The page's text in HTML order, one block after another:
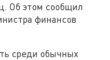
Об этом сообщил
финансов
среди обычных